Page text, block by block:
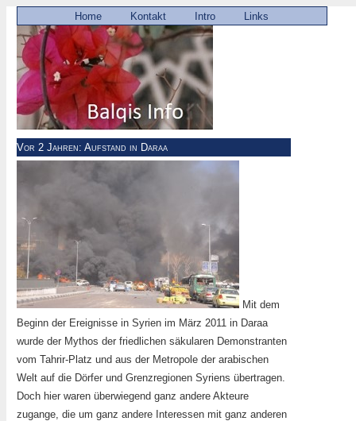
Home Kontakt Intro Links
Vor 2 Jahren: Aufstand in Daraa
Mit dem
Beginn der Ereignisse in Syrien im März 2011 in Daraa
wurde der Mythos der friedlichen säkularen Demonstranten
vom Tahrir-Platz und aus der Metropole der arabischen
Welt auf die Dörfer und Grenzregionen Syriens übertragen.
Doch hier waren überwiegend ganz andere Akteure
zugange, die um ganz andere Interessen mit ganz anderen